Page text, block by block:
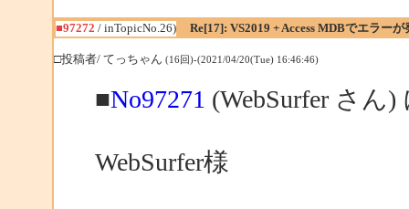
■97272 / inTopicNo.26) Re[17]: VS2019 + Access MDBでエラーが
□投稿者/ てっちゃん (16回)-(2021/04/20(Tue) 16:46:46)
■No97271 (WebSurfer さん)
WebSurfer様